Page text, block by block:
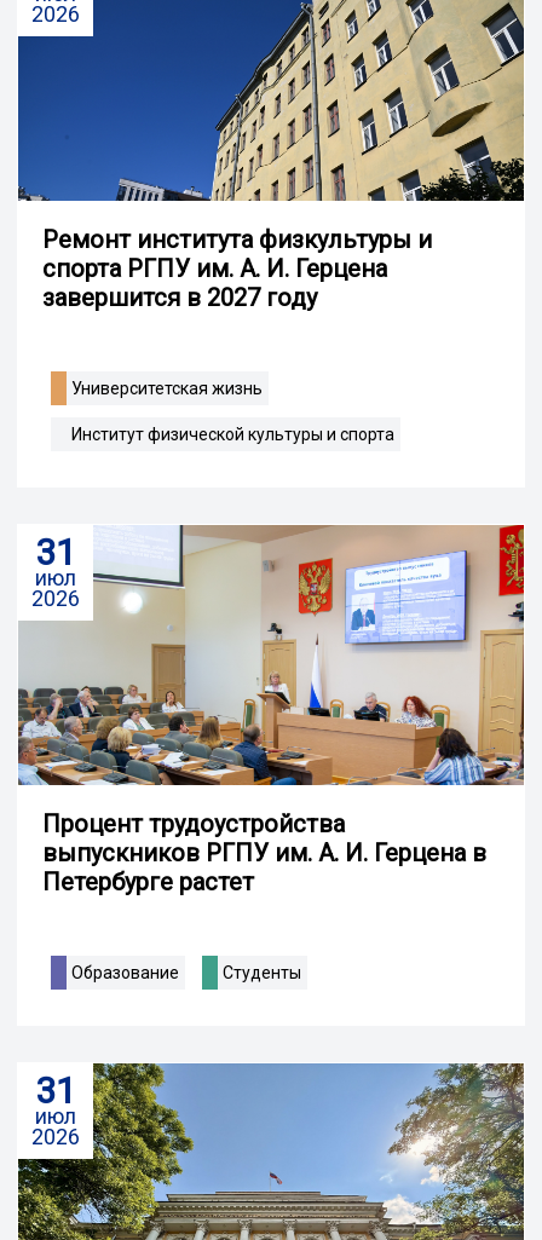
2026
Ремонт института физкультуры и
спорта РГПУ им. А. И. Герцена
завершится в 2027 году
Университетская жизнь
Институт физической культуры и спорта
31
июл
2026
Процент трудоустройства
выпускников РГПУ им. А. И. Герцена в
Петербурге растет
Образование Студенты
31
июл
2026